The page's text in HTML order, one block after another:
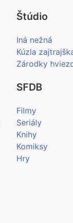
Štúdio
Iná nežná
Kúzla
Zárodky
SFDB
Filmy
Seriály
Knihy
Komiksy
Hry